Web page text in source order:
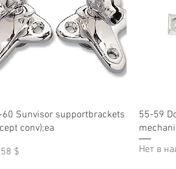
Быстрый просмотр
60 Sunvisor supportbrackets
conv);ea
$
55-59
Нет в